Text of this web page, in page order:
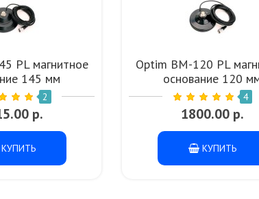
PL магнитное
145 мм
2
р.
КУПИТЬ
Optim BM-120 PL
основание 120
4
1800.00 р.
КУПИТЬ